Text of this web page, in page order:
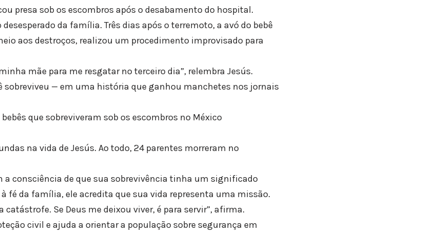
presa sob os escombros após o desabamento do hospital.
da família. Três dias após o terremoto, a avó do bebê
aos destroços, realizou um procedimento improvisado para
mãe para me resgatar no terceiro dia”, relembra Jesús.
sobreviveu — em uma história que ganhou manchetes nos jornais
que sobreviveram sob os escombros no México
na vida de Jesús. Ao todo, 24 parentes morreram no
a consciência de que sua sobrevivência tinha um significado
fé da família, ele acredita que sua vida representa uma missão.
catástrofe. Se Deus me deixou viver, é para servir”, afirma.
civil e ajuda a orientar a população sobre segurança em